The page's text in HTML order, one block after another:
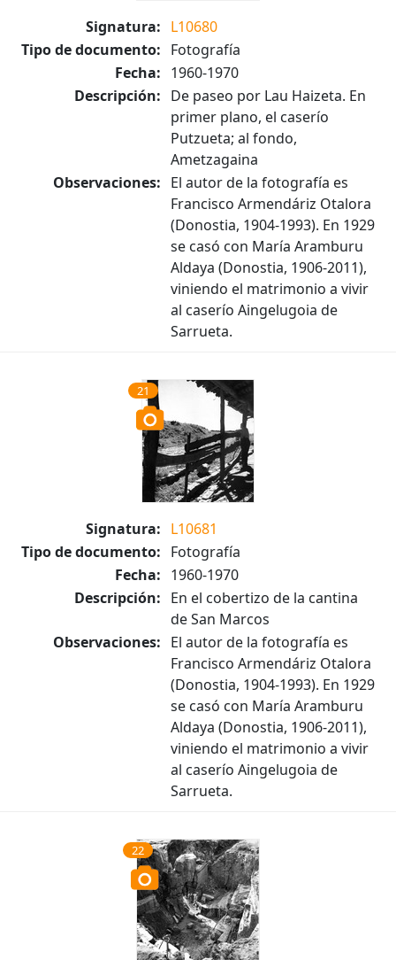
Signatura: L10680
Tipo de documento: Fotografía
Fecha: 1960-1970
Descripción: De paseo por Lau Haizeta. En
primer plano, el caserío
Putzueta; al fondo,
Ametzagaina
Observaciones: El autor de la fotografía es
Francisco Armendáriz Otalora
(Donostia, 1904-1993). En 1929
se casó con María Aramburu
Aldaya (Donostia, 1906-2011),
viniendo el matrimonio a vivir
al caserío Aingelugoia de
Sarrueta.
21
Signatura: L10681
Tipo de documento: Fotografía
Fecha: 1960-1970
Descripción: En el cobertizo de la cantina
de San Marcos
Observaciones: El autor de la fotografía es
Francisco Armendáriz Otalora
(Donostia, 1904-1993). En 1929
se casó con María Aramburu
Aldaya (Donostia, 1906-2011),
viniendo el matrimonio a vivir
al caserío Aingelugoia de
Sarrueta.
22